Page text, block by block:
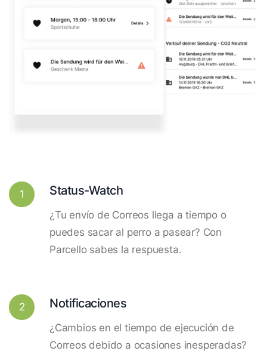
1 Status-Watch
¿Tu envío de Correos llega a tiempo o
puedes sacar al perro a pasear? Con
Parcello sabes la respuesta.
2 Notificaciones
¿Cambios en el tiempo de ejecución de
Correos debido a ocasiones inesperadas?